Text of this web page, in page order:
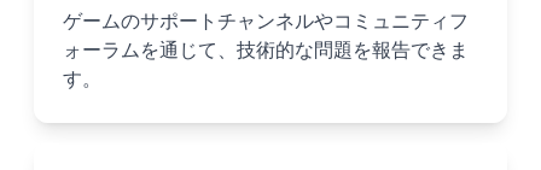
ゲームのサポートチャンネルやコミュニティフ
ォーラムを通じて、技術的な問題を報告できま
す。